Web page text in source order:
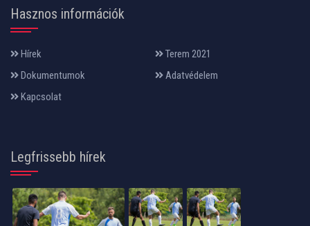
Hasznos információk
Hírek
Terem 2021
Dokumentumok
Adatvédelem
Kapcsolat
Legfrissebb hírek